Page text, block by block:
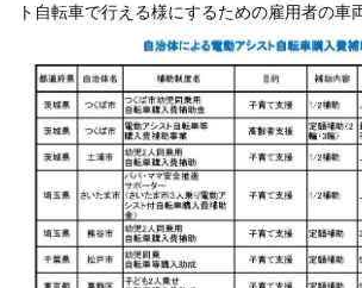
ト自転車で行える様にするための雇用者の車